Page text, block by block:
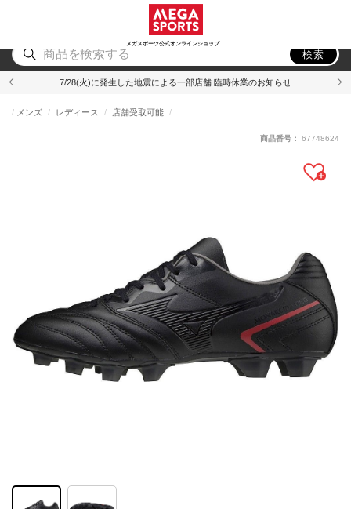
メガスポーツ公式オンラインショップ
アウトドア
検索
7/28(火)に発生した地震による一部店舗 臨時休業のお知らせ
メンズ レディース 店舗受取可能
商品番号： 67748624